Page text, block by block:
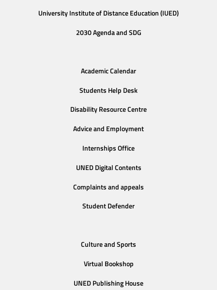
University Institute of Distance Education (IUED)
2030 Agenda and SDG
Academic Calendar
Students Help Desk
Disability Resource Centre
Advice and Employment
Internships Office
UNED Digital Contents
Complaints and appeals
Student Defender
Culture and Sports
Virtual Bookshop
UNED Publishing House